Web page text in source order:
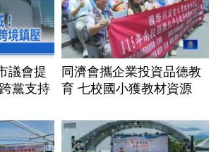
議會提
黨支持
同濟會攜企業投資品德教
育 七校國小獲教材資源